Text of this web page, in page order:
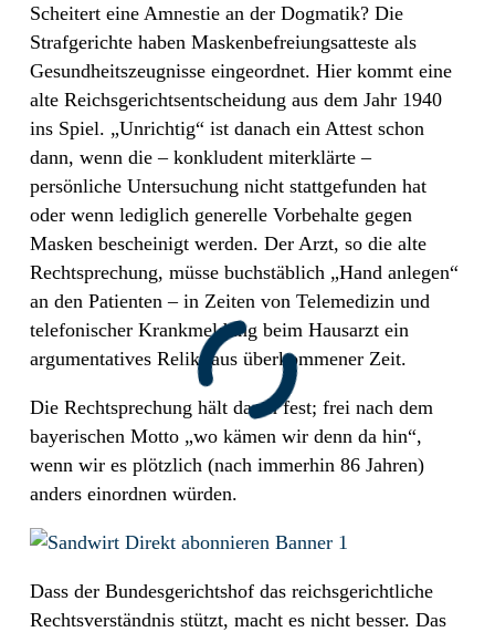
Scheitert eine Amnestie an der Dogmatik? Die
Strafgerichte haben Maskenbefreiungsatteste als
Gesundheitszeugnisse eingeordnet. Hier kommt eine
alte Reichsgerichtsentscheidung aus dem Jahr 1940
ins Spiel. „Unrichtig“ ist danach ein Attest schon
dann, wenn die – konkludent miterklärte –
persönliche Untersuchung nicht stattgefunden hat
oder wenn lediglich generelle Vorbehalte gegen
Masken bescheinigt werden. Der Arzt, so die alte
Rechtsprechung, müsse buchstäblich „Hand anlegen“
an den Patienten – in Zeiten von Telemedizin und
telefonischer Krankmeldung beim Hausarzt ein
argumentatives Relikt aus überkommener Zeit.
Die Rechtsprechung hält daran fest; frei nach dem
bayerischen Motto „wo kämen wir denn da hin“,
wenn wir es plötzlich (nach immerhin 86 Jahren)
anders einordnen würden.
Dass der Bundesgerichtshof das reichsgerichtliche
Rechtsverständnis stützt, macht es nicht besser. Das